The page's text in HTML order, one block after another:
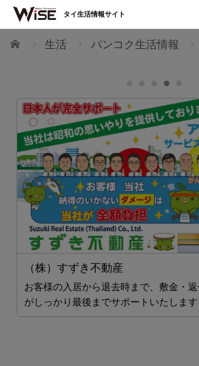
ホーム 生活 バンコク生活情報
（株）すずき不動産
お客様の入居から退去時まで、敷金・
がしっかり最後までサポートいたします
タイ生活情報サイト